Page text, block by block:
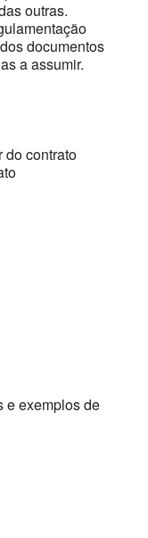
outras.
documentos
a assumir.
do contrato
e exemplos de